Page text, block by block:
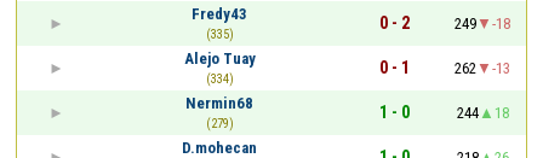
Fredy43
(335)
0 - 2 249
-18
Alejo Tuay
(334)
0 - 1 262
-13
Nermin68
(279)
1 - 0 244
18
D.mohecan